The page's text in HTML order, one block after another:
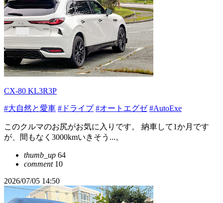
CX-80 KL3R3P
#大自然と愛車 #ドライブ #オートエグゼ #AutoExe
このクルマのお尻がお気に入りです。 納車して1か月です
が、間もなく3000kmいきそう...。
thumb_up 64
comment10
2026/07/05 14:50